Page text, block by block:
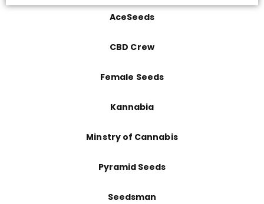
AceSeeds
CBD Crew
Female Seeds
Kannabia
Minstry of Cannabis
Pyramid Seeds
Seedsman